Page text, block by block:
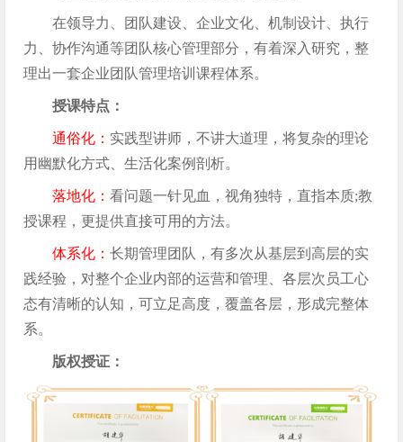
在领导力、团队建设、企业文化、机制设计、执行
力、协作沟通等团队核心管理部分，有着深入研究，整
理出一套企业团队管理培训课程体系。
授课特点：
通俗化： 实践型讲师，不讲大道理，将复杂的理论
用幽默化方式、生活化案例剖析。
落地化： 看问题一针见血，视角独特，直指本质;教
授课程，更提供直接可用的方法。
体系化： 长期管理团队，有多次从基层到高层的实
践经验，对整个企业内部的运营和管理、各层次员工心
态有清晰的认知，可立足高度，覆盖各层，形成完整体
系。
版权授证：